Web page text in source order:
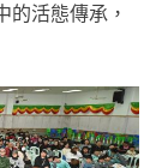
的活態傳承，